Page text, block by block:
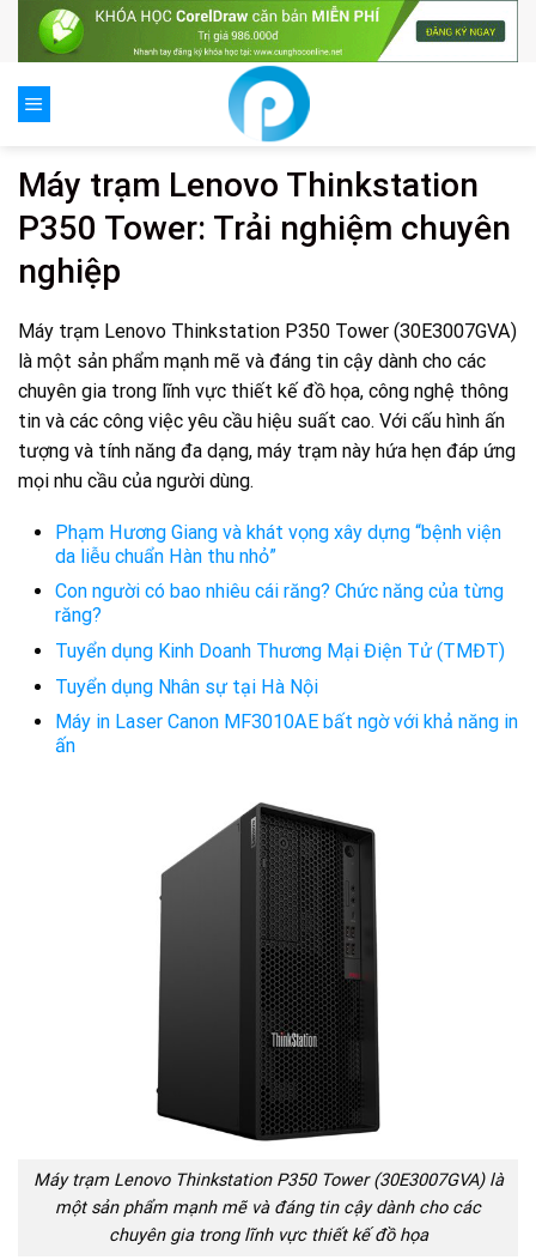
Máy trạm Lenovo Thinkstation
P350 Tower: Trải nghiệm chuyên
nghiệp
Máy trạm Lenovo Thinkstation P350 Tower (30E3007GVA)
là một sản phẩm mạnh mẽ và đáng tin cậy dành cho các
chuyên gia trong lĩnh vực thiết kế đồ họa, công nghệ thông
tin và các công việc yêu cầu hiệu suất cao. Với cấu hình ấn
tượng và tính năng đa dạng, máy trạm này hứa hẹn đáp ứng
mọi nhu cầu của người dùng.
Phạm Hương Giang và khát vọng xây dựng “bệnh viện
da liễu chuẩn Hàn thu nhỏ”
Con người có bao nhiêu cái răng? Chức năng của từng
răng?
Tuyển dụng Kinh Doanh Thương Mại Điện Tử (TMĐT)
Tuyển dụng Nhân sự tại Hà Nội
Máy in Laser Canon MF3010AE bất ngờ với khả năng in
ấn
Máy trạm Lenovo Thinkstation P350 Tower (30E3007GVA) là
một sản phẩm mạnh mẽ và đáng tin cậy dành cho các
chuyên gia trong lĩnh vực thiết kế đồ họa